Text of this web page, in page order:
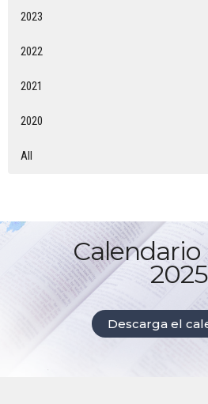
2023
2022
2021
2020
All
Calendario
2025
Descarga el